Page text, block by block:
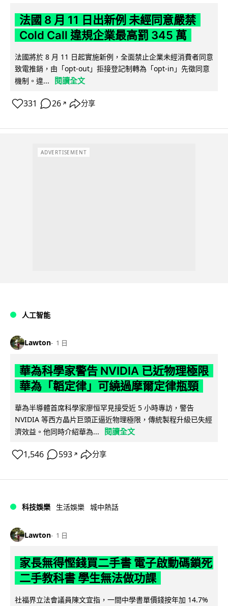
法國 8 月 11 日出新例 未經同意嚴禁
Cold Call 違規企業最高罰 345 萬
法國將於 8 月 11 日起實施新例，全面禁止企業未經消費者同意
致電推銷，由「opt-out」拒接登記制轉為「opt-in」先徵同意
機制。違...
閱讀全文
331 26 ↗ 分享
ADVERTISEMENT
人工智能
Lawton 1 日
華為科學家警告 NVIDIA 已近物理極限
華為「韜定律」可繞過摩爾定律瓶頸
華為半導體首席科學家廖恒罕見接受近 5 小時專訪，警告
NVIDIA 等西方晶片巨頭正逼近物理極限，傳統製程升級已失經
濟效益。他同時介紹華為...
閱讀全文
1,546 593 ↗ 分享
科技娛樂 生活娛樂 城中熱話
Lawton 1 日
家長無得慳錢買二手書 電子啟動碼鎖死
二手教科書 學生無法做功課
社福界立法會議員陳文宜指，一間中學書單價錢按年加 14.7%